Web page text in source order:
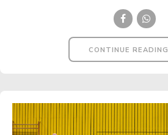
CONTINUE READING